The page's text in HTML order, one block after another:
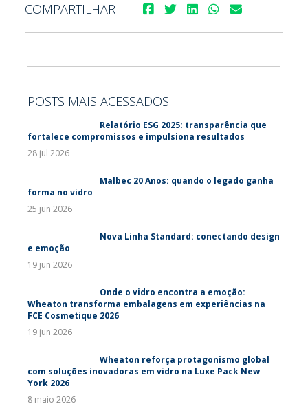
COMPARTILHAR
POSTS MAIS ACESSADOS
Relatório ESG 2025: transparência que
fortalece compromissos e impulsiona resultados
28 jul 2026
Malbec 20 Anos: quando o legado ganha
forma no vidro
25 jun 2026
Nova Linha Standard: conectando design
e emoção
19 jun 2026
Onde o vidro encontra a emoção:
Wheaton transforma embalagens em experiências na
FCE Cosmetique 2026
19 jun 2026
Wheaton reforça protagonismo global
com soluções inovadoras em vidro na Luxe Pack New
York 2026
8 maio 2026